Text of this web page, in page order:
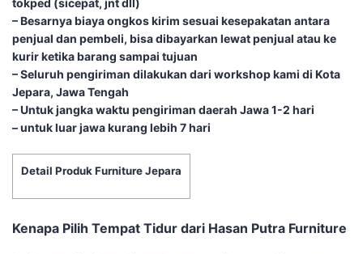
tokped (sicepat, jnt dll)
– Besarnya biaya ongkos kirim sesuai kesepakatan antara
penjual dan pembeli, bisa dibayarkan lewat penjual atau ke
kurir ketika barang sampai tujuan
– Seluruh pengiriman dilakukan dari workshop kami di Kota
Jepara, Jawa Tengah
– Untuk jangka waktu pengiriman daerah Jawa 1-2 hari
– untuk luar jawa kurang lebih 7 hari
Detail Produk Furniture Jepara
Kenapa Pilih Tempat Tidur dari Hasan Putra Furniture